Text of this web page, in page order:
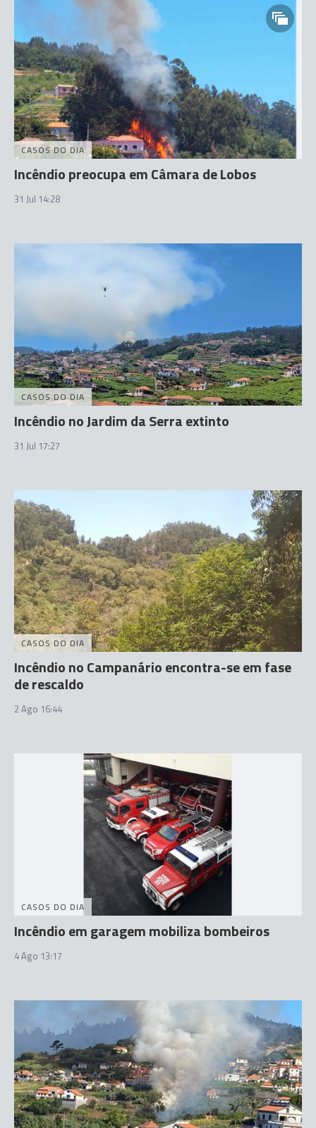
CASOS DO DIA
Incêndio preocupa em Câmara de Lobos
31 Jul 14:28
CASOS DO DIA
Incêndio no Jardim da Serra extinto
31 Jul 17:27
CASOS DO DIA
Incêndio no Campanário encontra-se em fase
de rescaldo
2 Ago 16:44
CASOS DO DIA
Incêndio em garagem mobiliza bombeiros
4 Ago 13:17